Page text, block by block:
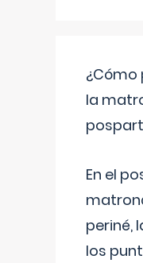
¿Cómo
la
En el
periné,
los